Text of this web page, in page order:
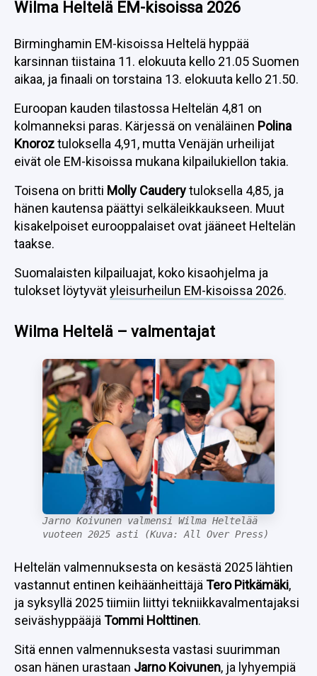
Wilma Heltelä EM-kisoissa 2026
Birminghamin EM-kisoissa Heltelä hyppää
karsinnan tiistaina 11. elokuuta kello 21.05 Suomen
aikaa, ja finaali on torstaina 13. elokuuta kello 21.50.
Euroopan kauden tilastossa Heltelän 4,81 on
kolmanneksi paras. Kärjessä on venäläinen Polina
Knoroztuloksella 4,91, mutta Venäjän urheilijat
eivät ole EM-kisoissa mukana kilpailukiellon takia.
Toisena on britti Molly Cauderytuloksella 4,85, ja
hänen kautensa päättyi selkäleikkaukseen. Muut
kisakelpoiset eurooppalaiset ovat jääneet Heltelän
taakse.
Suomalaisten kilpailuajat, koko kisaohjelma ja
tulokset löytyvätyleisurheilun EM-kisoissa 2026.
Wilma Heltelä – valmentajat
Jarno Koivunen valmensi Wilma Heltelää
vuoteen 2025 asti (Kuva: All Over Press)
Heltelän valmennuksesta on kesästä 2025 lähtien
vastannut entinen keihäänheittäjä Tero Pitkämäki,
ja syksyllä 2025 tiimiin liittyi tekniikkavalmentajaksi
seiväshyppääjä Tommi Holttinen.
Sitä ennen valmennuksesta vastasi suurimman
osan hänen urastaan Jarno Koivunen, ja lyhyempiä